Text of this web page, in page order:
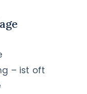
– ist oft